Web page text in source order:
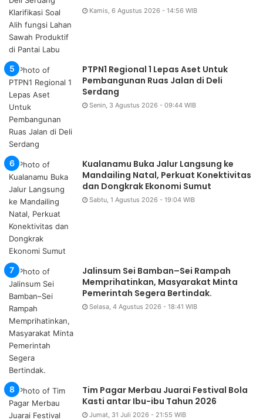
Kamis, 6 Agustus 2026 - 14:56 WIB
PTPN1 Regional 1 Lepas Aset Untuk
Pembangunan Ruas Jalan di Deli
Serdang
Senin, 3 Agustus 2026 - 09:44 WIB
Kualanamu Buka Jalur Langsung ke
Mandailing Natal, Perkuat Konektivitas
dan Dongkrak Ekonomi Sumut
Sabtu, 1 Agustus 2026 - 19:04 WIB
Jalinsum Sei Bamban–Sei Rampah
Memprihatinkan, Masyarakat Minta
Pemerintah Segera Bertindak.
Selasa, 4 Agustus 2026 - 18:41 WIB
Tim Pagar Merbau Juarai Festival Bola
Kasti antar Ibu-ibu Tahun 2026
Jumat, 31 Juli 2026 - 21:55 WIB